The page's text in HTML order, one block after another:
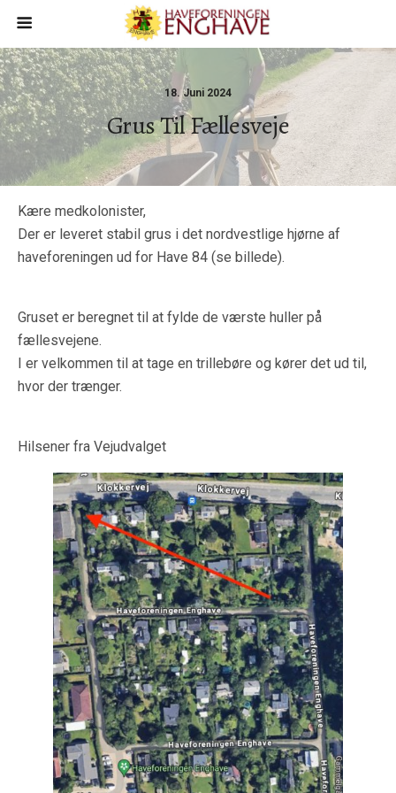
18. Juni 2024
Grus Til Fællesveje
Kære medkolonister,
Der er leveret stabil grus i det nordvestlige hjørne af
haveforeningen ud for Have 84 (se billede).
Gruset er beregnet til at fylde de værste huller på
fællesvejene.
I er velkommen til at tage en trillebøre og kører det ud til,
hvor der trænger.
Hilsener fra Vejudvalget